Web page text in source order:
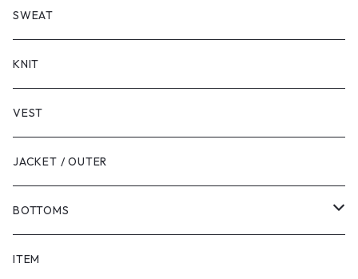
LONG SLEEVE
SHORT SLEEVE
LONG SLEEVE
SWEAT
KNIT
VEST
JACKET / OUTER
BOTTOMS
SHORTS
ITEM